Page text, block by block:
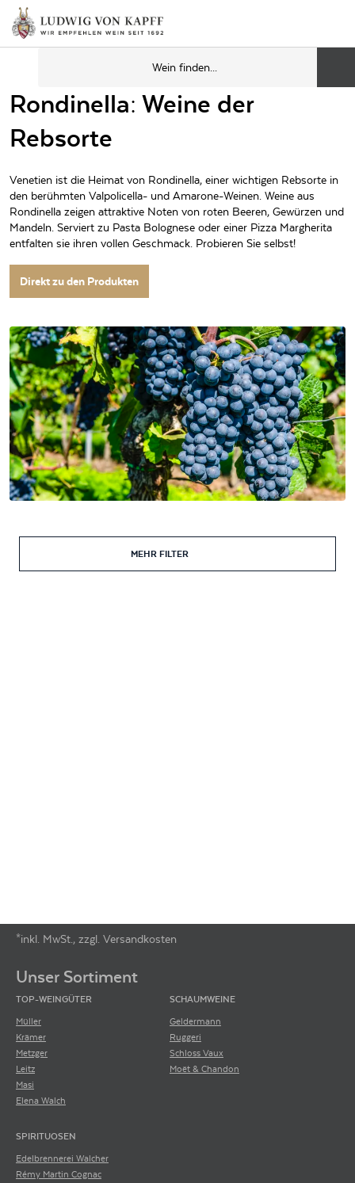
Rondinella: Weine der
Rebsorte
Venetien ist die Heimat von Rondinella, einer wichtigen Rebsorte in
den berühmten Valpolicella- und Amarone-Weinen. Weine aus
Rondinella zeigen attraktive Noten von roten Beeren, Gewürzen und
Mandeln. Serviert zu Pasta Bolognese oder einer Pizza Margherita
entfalten sie ihren vollen Geschmack. Probieren Sie selbst!
Direkt zu den Produkten
MEHR FILTER
*inkl. MwSt., zzgl. Versandkosten
Unser Sortiment
TOP-WEINGÜTER
Müller
Krämer
Metzger
Leitz
Masi
Elena Walch
SCHAUMWEINE
Geldermann
Ruggeri
Schloss Vaux
Moët & Chandon
SPIRITUOSEN
Edelbrennerei Walcher
Rémy Martin Cognac